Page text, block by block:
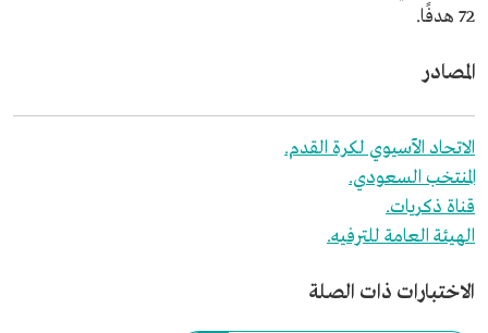
72 هدفًا.
المصادر
الاتحاد الآسيوي لكرة القدم.
المنتخب السعودي.
قناة ذكريات.
الهيئة العامة للترفيه.
الاختبارات ذات الصلة